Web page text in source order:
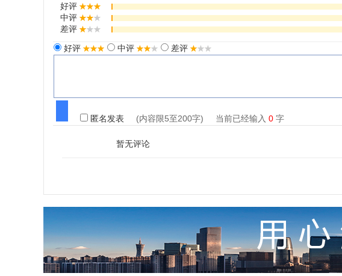
好评
中评
差评
好评
中评 差评
匿名发表 (内容限5至200字) 当前已经输入 0 字
暂无评论